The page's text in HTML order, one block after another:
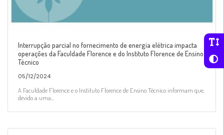
Interrupção parcial no fornecimento de energia elétrica impacta
operações da Faculdade Florence e do Instituto Florence de Ensino
Técnico
05/12/2024
A Faculdade Florence e o Instituto Florence de Ensino Técnico informam que,
devido a uma...